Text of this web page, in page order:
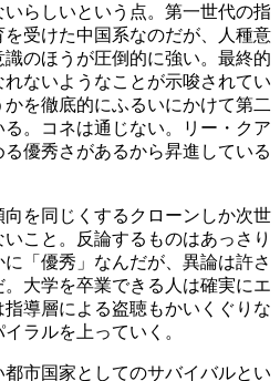
らしいという点。第一世代の指
受けた中国系なのだが、人種意
のほうが圧倒的に強い。最終的
ないようなことが示唆されてい
を徹底的にふるいにかけて第二
。コネは通じない。リー・クア
優秀さがあるから昇進している
を同じくするクローンしか次世
こと。反論するものはあっさり
「優秀」なんだが、異論は許さ
大学を卒業できる人は確実にエ
導層による盗聴もかいくぐりな
ラルを上っていく。
市国家としてのサバイバルとい